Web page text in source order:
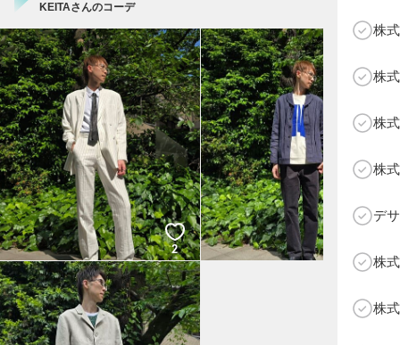
株
株
株
株
デ
株
株
KEITAさんのコーデ
2